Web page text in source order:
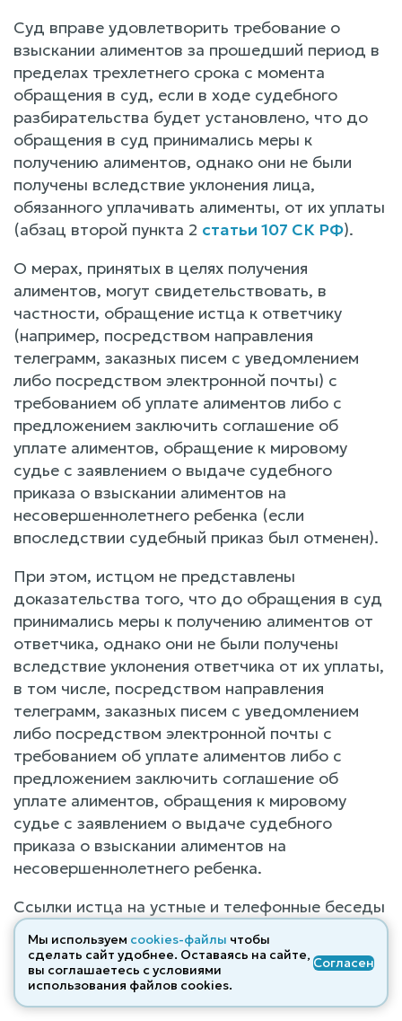
Суд вправе удовлетворить требование о
взыскании алиментов за прошедший период в
пределах трехлетнего срока с момента
обращения в суд, если в ходе судебного
разбирательства будет установлено, что до
обращения в суд принимались меры к
получению алиментов, однако они не были
получены вследствие уклонения лица,
обязанного уплачивать алименты, от их уплаты
(абзац второй пункта 2 статьи 107 СК РФ).
О мерах, принятых в целях получения
алиментов, могут свидетельствовать, в
частности, обращение истца к ответчику
(например, посредством направления
телеграмм, заказных писем с уведомлением
либо посредством электронной почты) с
требованием об уплате алиментов либо с
предложением заключить соглашение об
уплате алиментов, обращение к мировому
судье с заявлением о выдаче судебного
приказа о взыскании алиментов на
несовершеннолетнего ребенка (если
впоследствии судебный приказ был отменен).
При этом, истцом не представлены
доказательства того, что до обращения в суд
принимались меры к получению алиментов от
ответчика, однако они не были получены
вследствие уклонения ответчика от их уплаты,
в том числе, посредством направления
телеграмм, заказных писем с уведомлением
либо посредством электронной почты с
требованием об уплате алиментов либо с
предложением заключить соглашение об
уплате алиментов, обращения к мировому
судье с заявлением о выдаче судебного
приказа о взыскании алиментов на
несовершеннолетнего ребенка.
Ссылки истца на устные и телефонные беседы
с ответчиком по вопросу необходимости
оплаты алиментов, допустимыми
доказательствами не подведены, вследствие
чего не принимаются судом во внимание.
Мы используем cookies-файлы чтобы
сделать сайт удобнее. Оставаясь на сайте,
вы соглашаетесь с условиями
использования файлов cооkies.
Согласен